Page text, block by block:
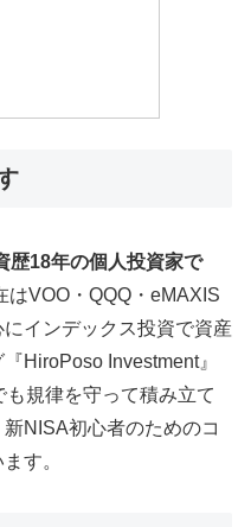
歴18年の個人投資家で
はVOO・QQQ・eMAXIS
インデックス投資で資産
HiroPoso Investment』
規律を守って積み立て
NISA初心者のためのコ
す。